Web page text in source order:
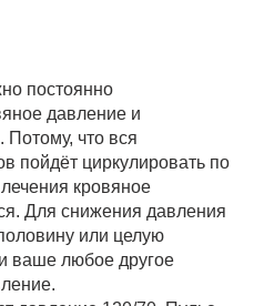
постоянно
давление и
Потому, что вся
пойдёт циркулировать по
кровяное
Для снижения давления
или целую
ваше любое другое